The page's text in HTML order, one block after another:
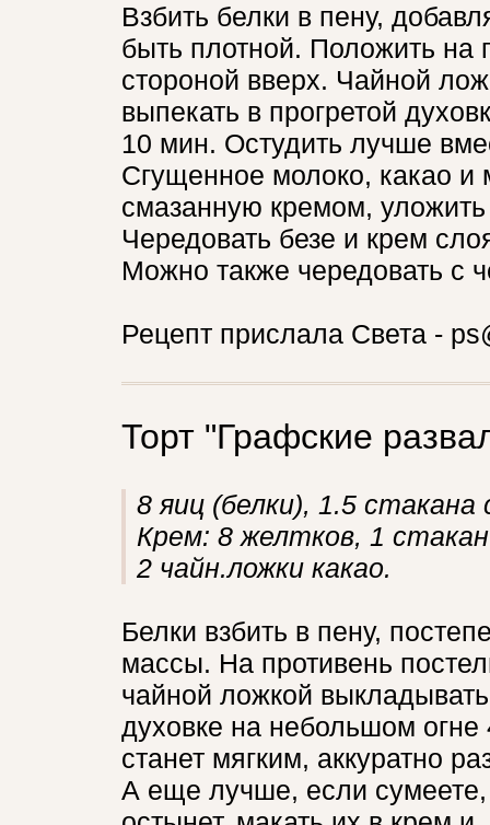
Взбить белки в пену,
быть плотной. Положить на
стороной вверх. Чайной
выпекать в прогретой
10 мин. Остудить лучше
Сгущенное молоко, какао и
смазанную кремом,
Чередовать безе и крем
Можно также чередовать с
Рецепт прислала Света -
Торт "Графские
8 яиц (белки), 1.5 стакана
Крем: 8 желтков, 1
2 чайн.ложки какао.
Белки взбить в пену,
массы. На противень
чайной ложкой
духовке на небольшом огне
станет мягким, аккуратно
А еще лучше, если сумеете,